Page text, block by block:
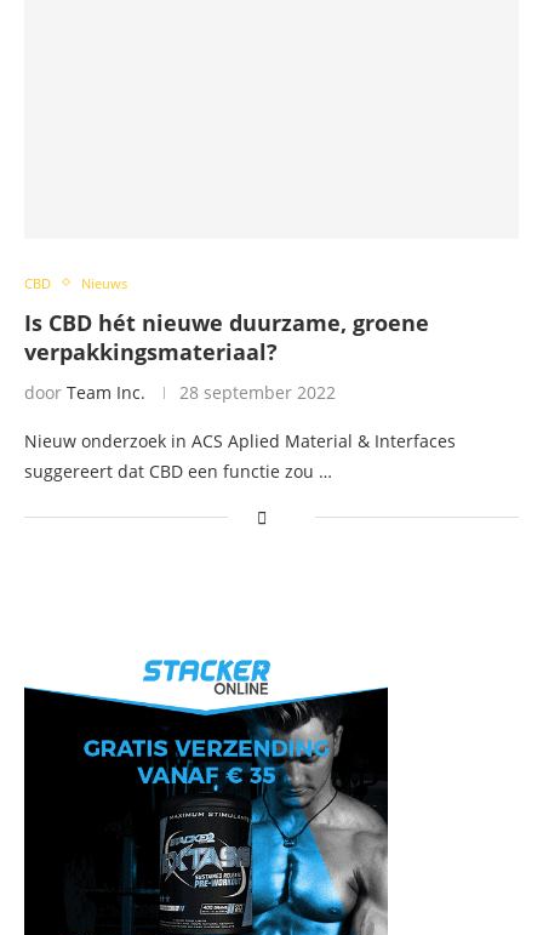
CBD Nieuws
Is CBD hét nieuwe duurzame, groene
verpakkingsmateriaal?
door Team Inc. 28 september 2022
Nieuw onderzoek in ACS Aplied Material & Interfaces
suggereert dat CBD een functie zou …